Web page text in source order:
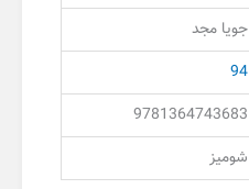
جویا مجد
94
9781364743683
شومیز